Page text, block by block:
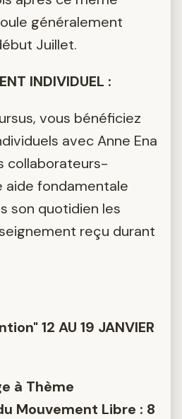
généralement
Juillet.
INDIVIDUEL :
vous bénéficiez
avec Anne Ena
collaborateurs-
aide fondamentale
son quotidien les
reçu durant
12 AU 19 JANVIER
à Thème
Mouvement Libre : 8